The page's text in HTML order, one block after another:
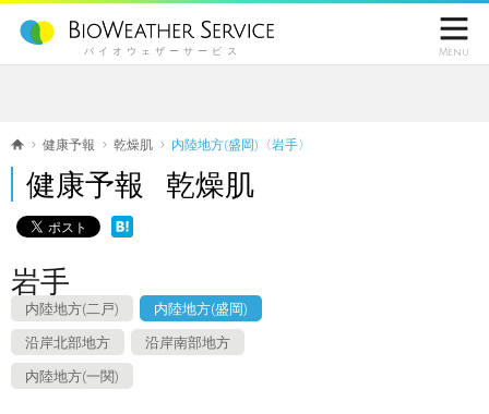
バイオウェザーサービス

Menu
健康予報 乾燥肌 内陸地方(盛岡)〈岩手〉
健康予報 乾燥肌
岩手
内陸地方(二戸) 内陸地方(盛岡)
沿岸北部地方 沿岸南部地方
内陸地方(一関)